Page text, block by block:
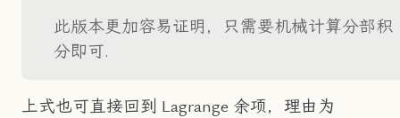
此版本更加容易证明，只需要机械计算分部积
分即可.
上式也可直接回到 Lagrange 余项，理由为